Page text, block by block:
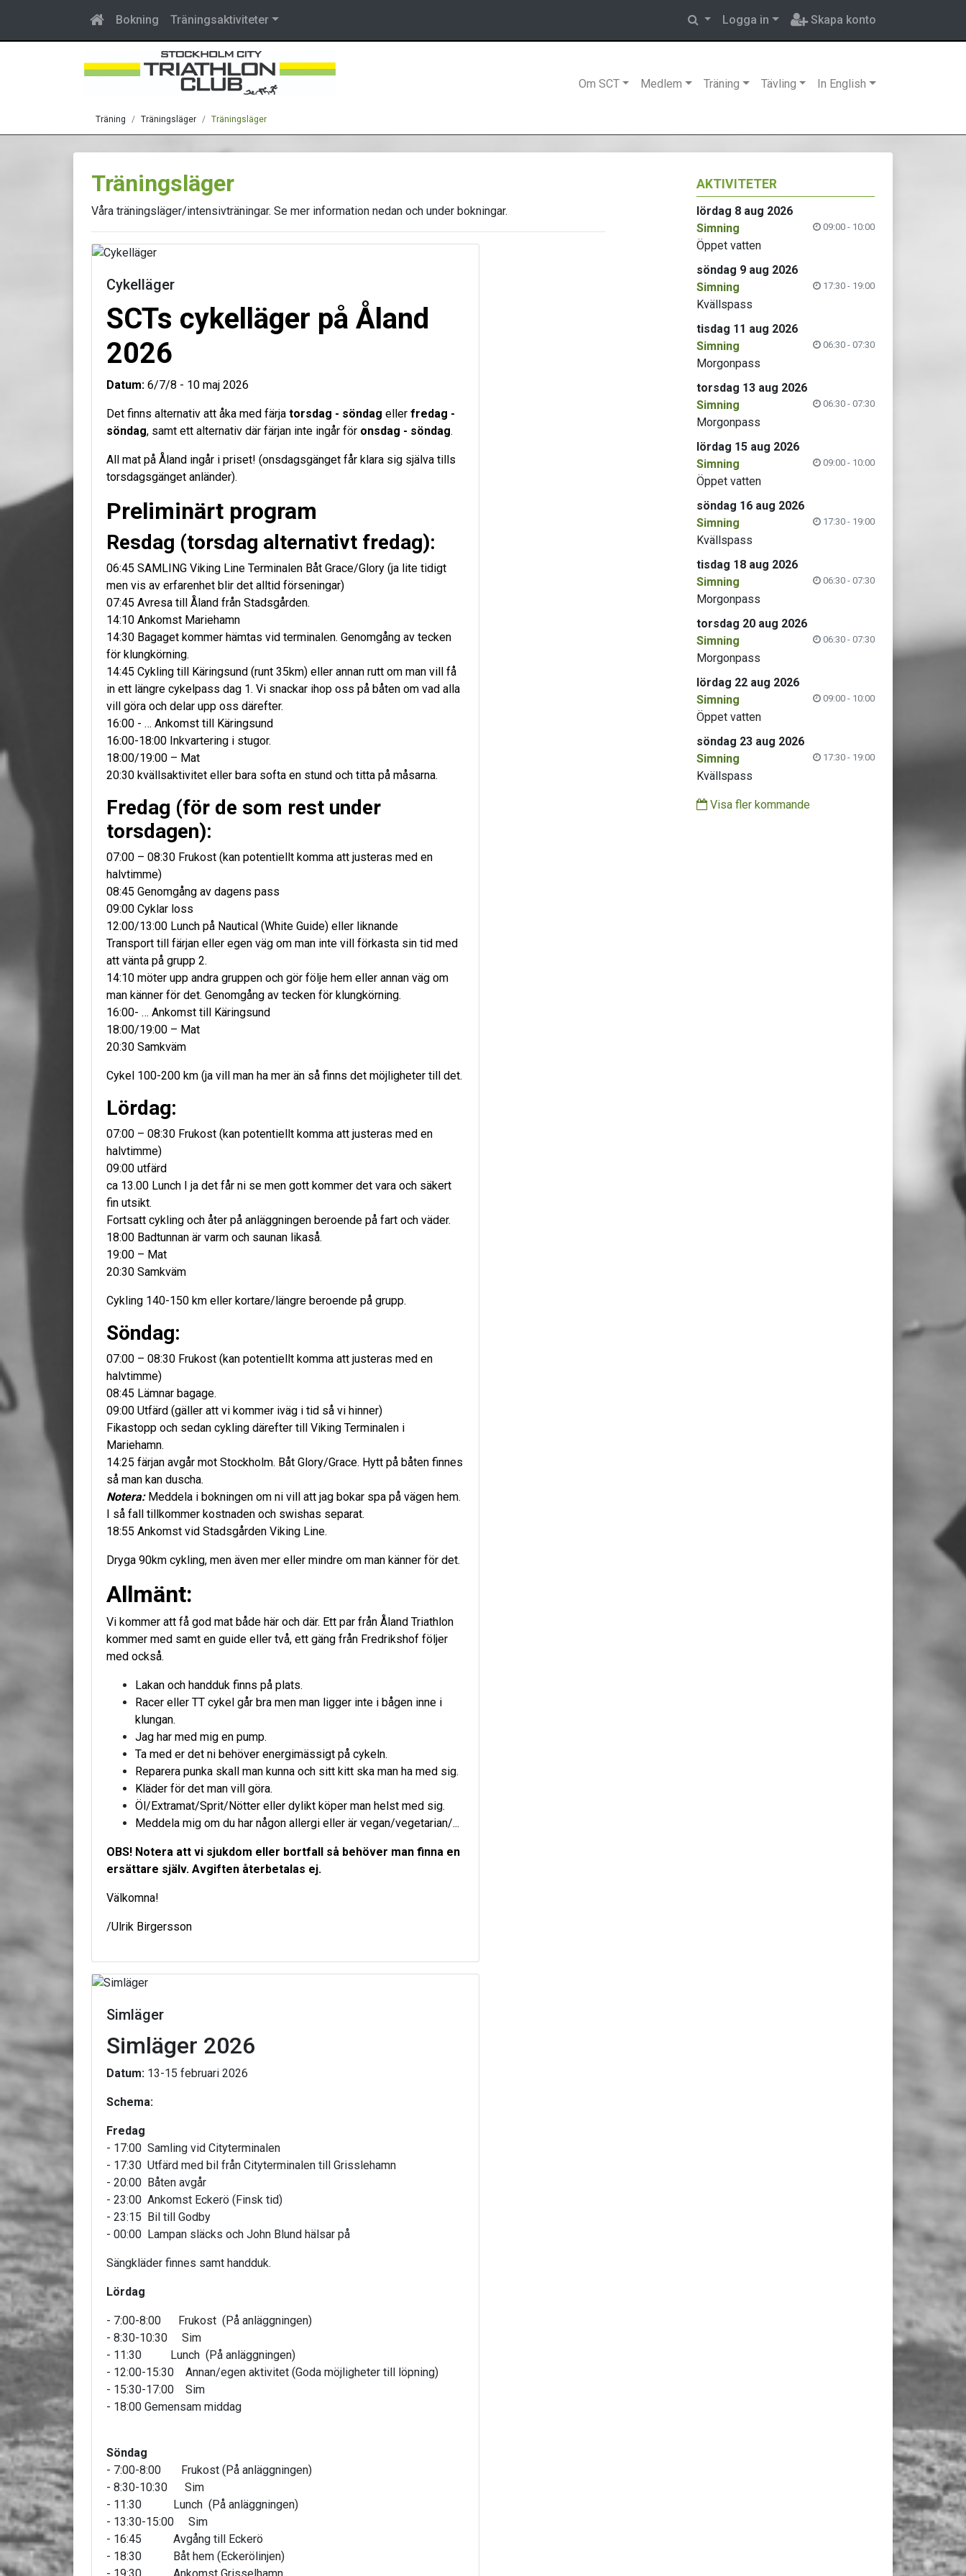
Bokning Träningsaktiviteter Logga in Skapa konto
Om SCT Medlem Träning Tävling In English
Träning Träningsläger Träningsläger
AKTIVITETER
lördag 8 aug 2026
Simning
09:00 - 10:00
Öppet vatten
söndag 9 aug 2026
Simning
17:30 - 19:00
Kvällspass
tisdag 11 aug 2026
Simning
06:30 - 07:30
Morgonpass
torsdag 13 aug 2026
Simning
06:30 - 07:30
Morgonpass
lördag 15 aug 2026
Simning
09:00 - 10:00
Öppet vatten
söndag 16 aug 2026
Simning
17:30 - 19:00
Kvällspass
tisdag 18 aug 2026
Simning
06:30 - 07:30
Morgonpass
torsdag 20 aug 2026
Simning
06:30 - 07:30
Morgonpass
lördag 22 aug 2026
Simning
09:00 - 10:00
Öppet vatten
söndag 23 aug 2026
Simning
17:30 - 19:00
Kvällspass
Visa fler kommande
Träningsläger
Våra träningsläger/intensivträningar. Se mer information nedan och under bokningar.
Cykelläger
SCTs cykelläger på Åland
2026
Datum: 6/7/8 - 10 maj 2026
Det finns alternativ att åka med färja torsdag - söndag eller fredag -
söndag, samt ett alternativ där färjan inte ingår för onsdag - söndag.
All mat på Åland ingår i priset! (onsdagsgänget får klara sig själva tills
torsdagsgänget anländer).
Preliminärt program
Resdag (torsdag alternativt fredag):
06:45 SAMLING Viking Line Terminalen Båt Grace/Glory (ja lite tidigt
men vis av erfarenhet blir det alltid förseningar)
07:45 Avresa till Åland från Stadsgården.
14:10 Ankomst Mariehamn
14:30 Bagaget kommer hämtas vid terminalen. Genomgång av tecken
för klungkörning.
14:45 Cykling till Käringsund (runt 35km) eller annan rutt om man vill få
in ett längre cykelpass dag 1. Vi snackar ihop oss på båten om vad alla
vill göra och delar upp oss därefter.
16:00 - … Ankomst till Käringsund
16:00-18:00 Inkvartering i stugor.
18:00/19:00 – Mat
20:30 kvällsaktivitet eller bara softa en stund och titta på måsarna.
Fredag (för de som rest under
torsdagen):
07:00 – 08:30 Frukost (kan potentiellt komma att justeras med en
halvtimme)
08:45 Genomgång av dagens pass
09:00 Cyklar loss
12:00/13:00 Lunch på Nautical (White Guide) eller liknande
Transport till färjan eller egen väg om man inte vill förkasta sin tid med
att vänta på grupp 2.
14:10 möter upp andra gruppen och gör följe hem eller annan väg om
man känner för det. Genomgång av tecken för klungkörning.
16:00- … Ankomst till Käringsund
18:00/19:00 – Mat
20:30 Samkväm
Cykel 100-200 km (ja vill man ha mer än så finns det möjligheter till det.
Lördag:
07:00 – 08:30 Frukost (kan potentiellt komma att justeras med en
halvtimme)
09:00 utfärd
ca 13.00 Lunch I ja det får ni se men gott kommer det vara och säkert
fin utsikt.
Fortsatt cykling och åter på anläggningen beroende på fart och väder.
18:00 Badtunnan är varm och saunan likaså.
19:00 – Mat
20:30 Samkväm
Cykling 140-150 km eller kortare/längre beroende på grupp.
Söndag:
07:00 – 08:30 Frukost (kan potentiellt komma att justeras med en
halvtimme)
08:45 Lämnar bagage.
09:00 Utfärd (gäller att vi kommer iväg i tid så vi hinner)
Fikastopp och sedan cykling därefter till Viking Terminalen i
Mariehamn.
14:25 färjan avgår mot Stockholm. Båt Glory/Grace. Hytt på båten finnes
så man kan duscha.
Notera: Meddela i bokningen om ni vill att jag bokar spa på vägen hem.
I så fall tillkommer kostnaden och swishas separat.
18:55 Ankomst vid Stadsgården Viking Line.
Dryga 90km cykling, men även mer eller mindre om man känner för det.
Allmänt:
Vi kommer att få god mat både här och där. Ett par från Åland Triathlon
kommer med samt en guide eller två, ett gäng från Fredrikshof följer
med också.
Lakan och handduk finns på plats.
Racer eller TT cykel går bra men man ligger inte i bågen inne i
klungan.
Jag har med mig en pump.
Ta med er det ni behöver energimässigt på cykeln.
Reparera punka skall man kunna och sitt kitt ska man ha med sig.
Kläder för det man vill göra.
Öl/Extramat/Sprit/Nötter eller dylikt köper man helst med sig.
Meddela mig om du har någon allergi eller är vegan/vegetarian/...
OBS! Notera att vi sjukdom eller bortfall så behöver man finna en
ersättare själv. Avgiften återbetalas ej.
Välkomna!
/Ulrik Birgersson
Simläger
Simläger 2026
Datum: 13-15 februari 2026
Schema:
Fredag
- 17:00 Samling vid Cityterminalen
- 17:30 Utfärd med bil från Cityterminalen till Grisslehamn
- 20:00 Båten avgår
- 23:00 Ankomst Eckerö (Finsk tid)
- 23:15 Bil till Godby
- 00:00 Lampan släcks och John Blund hälsar på
Sängkläder finnes samt handduk.
Lördag
- 7:00-8:00 Frukost (På anläggningen)
- 8:30-10:30 Sim
- 11:30 Lunch (På anläggningen)
- 12:00-15:30 Annan/egen aktivitet (Goda möjligheter till löpning)
- 15:30-17:00 Sim
- 18:00 Gemensam middag
Söndag
- 7:00-8:00 Frukost (På anläggningen)
- 8:30-10:30 Sim
- 11:30 Lunch (På anläggningen)
- 13:30-15:00 Sim
- 16:45 Avgång till Eckerö
- 18:30 Båt hem (Eckerölinjen)